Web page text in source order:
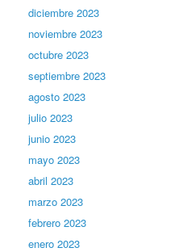
diciembre 2023
noviembre 2023
octubre 2023
septiembre 2023
agosto 2023
julio 2023
junio 2023
mayo 2023
abril 2023
marzo 2023
febrero 2023
enero 2023